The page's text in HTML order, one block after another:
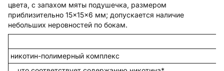
цвета, с запахом мяты подушечка, размером
приблизительно 15×15×6 мм; допускается наличие
небольших неровностей по бокам.
никотин-полимерный комплекс